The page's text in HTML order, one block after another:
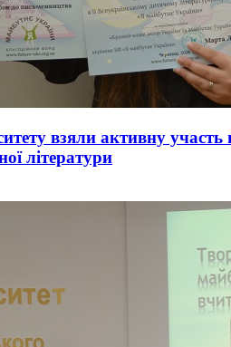
взяли активну
літератури